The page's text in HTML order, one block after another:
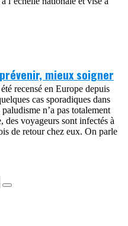
mieux soigner
recensé en Europe depuis
cas sporadiques dans
n’a pas totalement
des voyageurs sont infectés à
de retour chez eux. On parle